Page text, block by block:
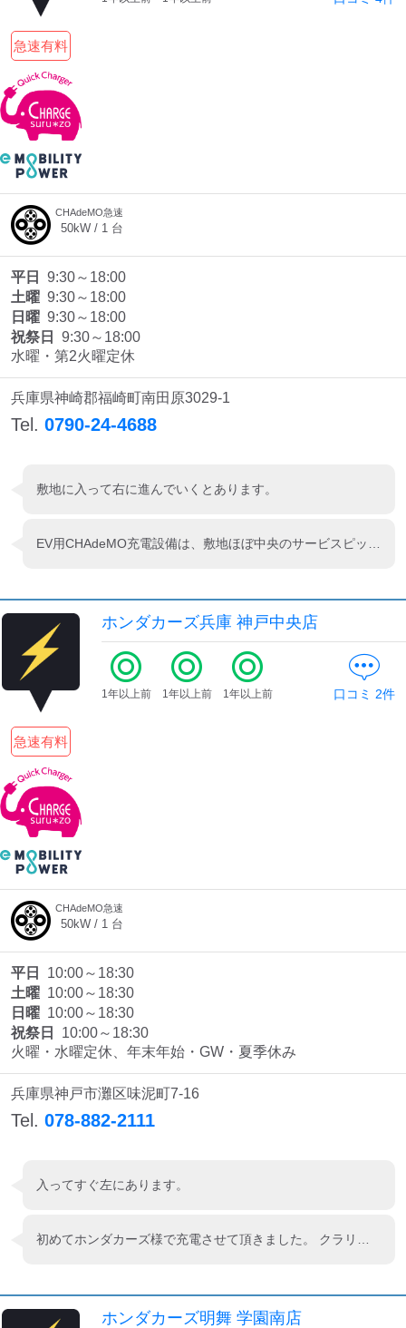
急速有料
CHAdeMO急速
50kW / 1 台
平日
9:30～18:00
土曜 9:30～18:00
日曜 9:30～18:00
祝祭日
9:30～18:00
水曜・第2火曜定休
兵庫県神崎郡福崎町南田原3029-1
Tel. 0790-24-4688
敷地に入って右に進んでいくとあります。
ホンダカーズ兵庫 神戸中央店
急速有料
1年以上前 1年以上前 1年以上前 口コミ 2件
CHAdeMO急速
50kW / 1 台
平日
10:00～18:30
土曜 10:00～18:30
日曜 10:00～18:30
祝祭日
10:00～18:30
火曜・水曜定休、年末年始・GW・夏季休み
兵庫県神戸市灘区味泥町7-16
Tel. 078-882-2111
入ってすぐ左にあります。
ホンダカーズ明舞 学園南店